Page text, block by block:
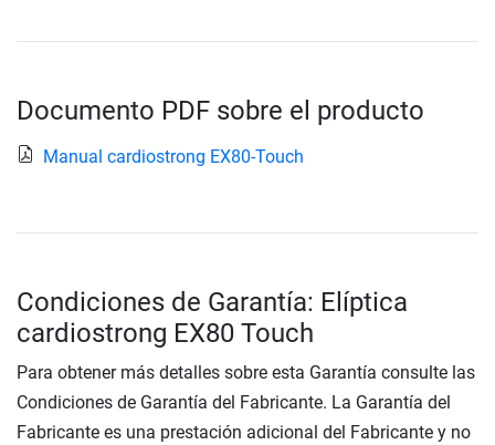
Documento PDF sobre el producto
Manual cardiostrong EX80-Touch
Condiciones de Garantía: Elíptica
cardiostrong EX80 Touch
Para obtener más detalles sobre esta Garantía consulte las
Condiciones de Garantía del Fabricante. La Garantía del
Fabricante es una prestación adicional del Fabricante y no